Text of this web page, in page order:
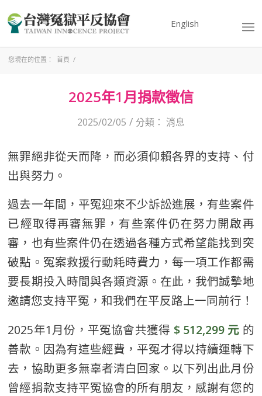
English
您現在的位置： 首頁 /
2025年1月捐款徵信
2025/02/05 / 分類： 消息
無罪絕非從天而降，而必須仰賴各界的支持、付
出與努力。
過去一年間，平冤迎來不少訴訟進展，有些案件
已經取得再審無罪，有些案件仍在努力開啟再
審，也有些案件仍在透過各種方式希望能找到突
破點。冤案救援行動耗時費力，每一項工作都需
要長期投入時間與各類資源。在此，我們誠摯地
邀請您支持平冤，和我們在平反路上一同前行！
2025年1月份，平冤協會共獲得 $ 512,299 元 的
善款。因為有這些經費，平冤才得以持續運轉下
去，協助更多無辜者清白回家。以下列出此月份
曾經捐款支持平冤協會的所有朋友，感謝有您的